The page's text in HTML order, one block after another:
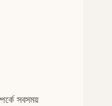
সবসময়